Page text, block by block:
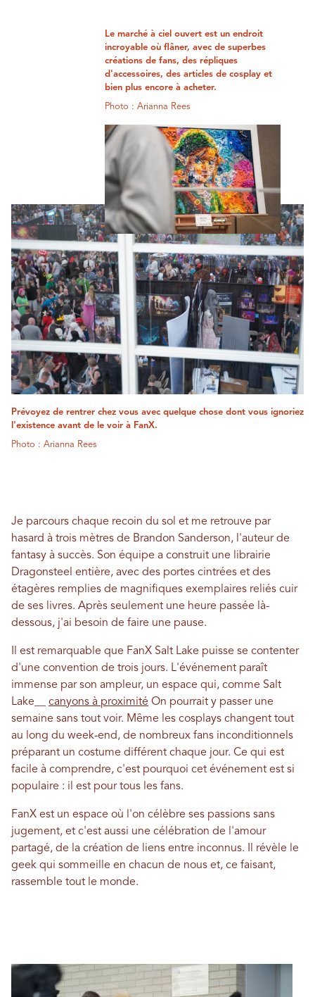
Le marché à ciel ouvert est un endroit
incroyable où flâner, avec de superbes
créations de fans, des répliques
d'accessoires, des articles de cosplay et
bien plus encore à acheter.
Photo : Arianna Rees
Prévoyez de rentrer chez vous avec quelque chose dont vous ignoriez
l'existence avant de le voir à FanX.
Photo : Arianna Rees
Je parcours chaque recoin du sol et me retrouve par
hasard à trois mètres de Brandon Sanderson, l'auteur de
fantasy à succès. Son équipe a construit une librairie
Dragonsteel entière, avec des portes cintrées et des
étagères remplies de magnifiques exemplaires reliés cuir
de ses livres. Après seulement une heure passée là-
dessous, j'ai besoin de faire une pause.
Il est remarquable que FanX Salt Lake puisse se contenter
d'une convention de trois jours. L'événement paraît
immense par son ampleur, un espace qui, comme Salt
Lake__ canyons à proximité On pourrait y passer une
semaine sans tout voir. Même les cosplays changent tout
au long du week-end, de nombreux fans inconditionnels
préparant un costume différent chaque jour. Ce qui est
facile à comprendre, c'est pourquoi cet événement est si
populaire : il est pour tous les fans.
FanX est un espace où l'on célèbre ses passions sans
jugement, et c'est aussi une célébration de l'amour
partagé, de la création de liens entre inconnus. Il révèle le
geek qui sommeille en chacun de nous et, ce faisant,
rassemble tout le monde.